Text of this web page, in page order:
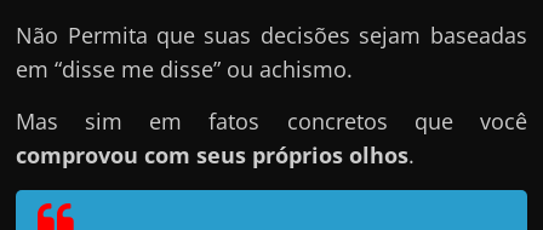
o
e
x
t
r
Não Permita que suas decisões sejam baseadas
em “disse me disse” ou achismo.
Mas sim em fatos concretos que você
comprovou com seus próprios olhos.